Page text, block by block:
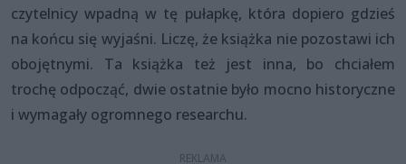
czytelnicy wpadną w tę pułapkę, która dopiero gdzieś
na końcu się wyjaśni. Liczę, że książka nie pozostawi ich
obojętnymi. Ta książka też jest inna, bo chciałem
trochę odpocząć, dwie ostatnie było mocno historyczne
i wymagały ogromnego researchu.